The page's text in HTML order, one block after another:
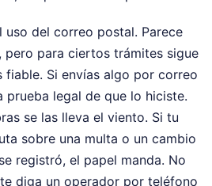
uso del correo postal. Parece
pero para ciertos trámites sigue
fiable. Si envías algo por correo
legal de que lo hiciste.
se las lleva el viento. Si tu
sobre una multa o un cambio
registró, el papel manda. No
diga un operador por teléfono